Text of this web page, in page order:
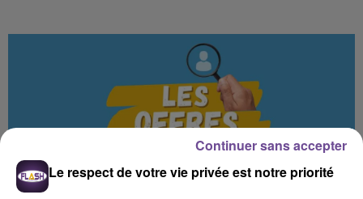
Le respect de votre vie privée est notre priorité
Continuer sans accepter